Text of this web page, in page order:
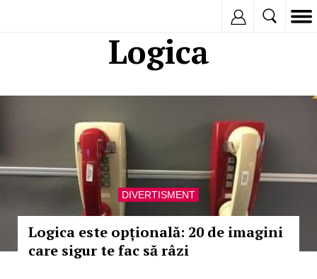
Logica
DIVERTISMENT
Logica este opțională: 20 de imagini
care sigur te fac să râzi